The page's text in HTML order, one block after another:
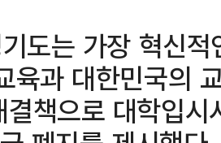
도는 가장 혁신
육과 대한민국의
책으로 대학입